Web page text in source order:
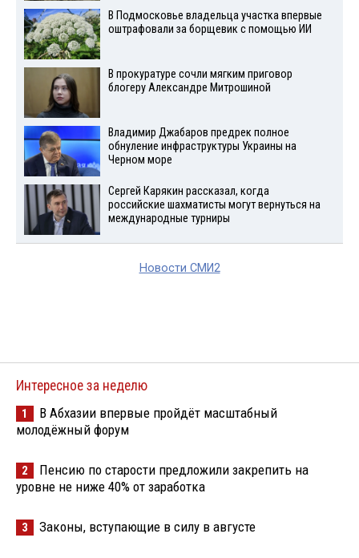
В Подмосковье владельца участка впервые
оштрафовали за борщевик с помощью ИИ
В прокуратуре сочли мягким приговор
блогеру Александре Митрошиной
Владимир Джабаров предрек полное
обнуление инфраструктуры Украины на
Черном море
Сергей Карякин рассказал, когда
российские шахматисты могут вернуться на
международные турниры
Новости СМИ2
Интересное за неделю
1
В Абхазии впервые пройдёт масштабный
молодёжный форум
2
Пенсию по старости предложили закрепить на
уровне не ниже 40% от заработка
3 Законы, вступающие в силу в августе